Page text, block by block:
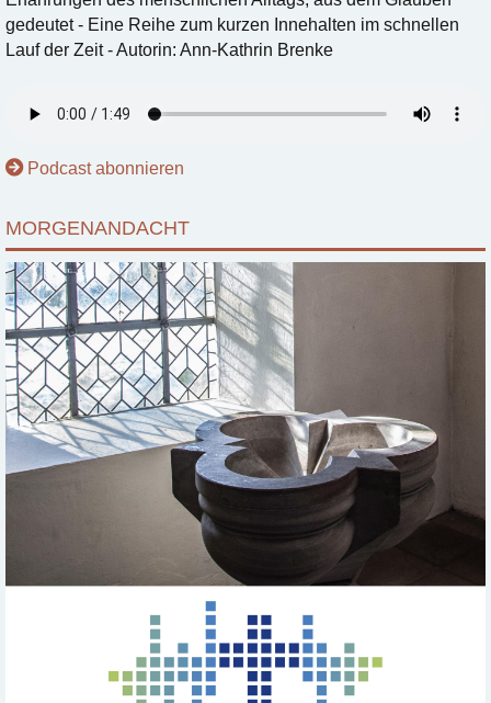
gedeutet - Eine Reihe zum kurzen Innehalten im schnellen
Lauf der Zeit - Autorin: Ann-Kathrin Brenke
Podcast abonnieren
MORGENANDACHT